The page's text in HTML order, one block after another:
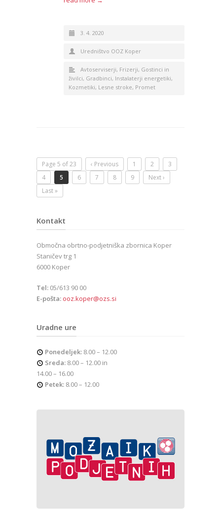
3. 4. 2020
Uredništvo OOZ Koper
Avtoserviserji, Frizerji, Gostinci in
živilci, Gradbinci, Instalaterji energetiki,
Kozmetiki, Lesne stroke, Promet
Page 5 of 23 ‹ Previous 1 2
3
4
5 6 7 8 9
Next ›
Last »
Kontakt
Območna obrtno-podjetniška zbornica Koper
Staničev trg 1
6000 Koper
Tel: 05/613 90 00
E-pošta: ooz.koper@ozs.si
Uradne ure
Ponedeljek: 8.00 – 12.00
Sreda: 8.00 – 12.00 in
14.00 – 16.00
Petek: 8.00 – 12.00